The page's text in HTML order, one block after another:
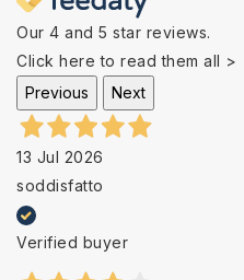
Our 4 and 5 star reviews.
Click here to read them all >
Previous
Next
13 Jul 2026
soddisfatto
Verified buyer